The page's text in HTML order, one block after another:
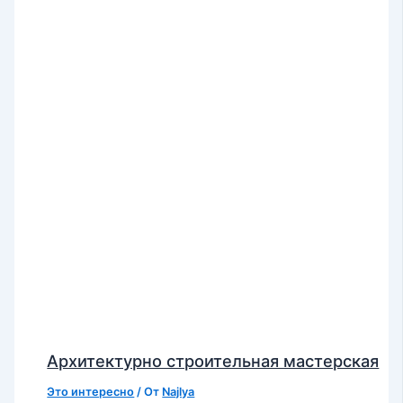
Архитектурно строительная мастерская
Это интересно / От Najlya